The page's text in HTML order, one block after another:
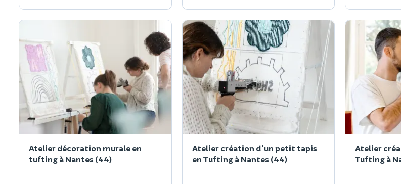
Atelier décoration murale en
tufting à Nantes (44)
Atelier création d'un petit tapis
en Tufting à Nantes (44)
Atelier
Tufting à